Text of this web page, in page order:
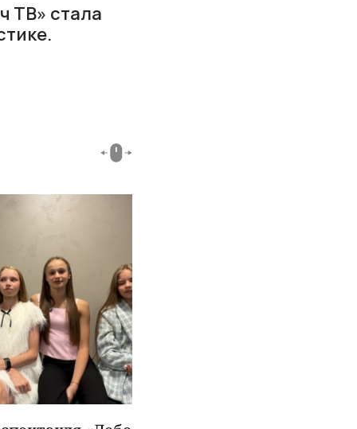
ТВ» стала